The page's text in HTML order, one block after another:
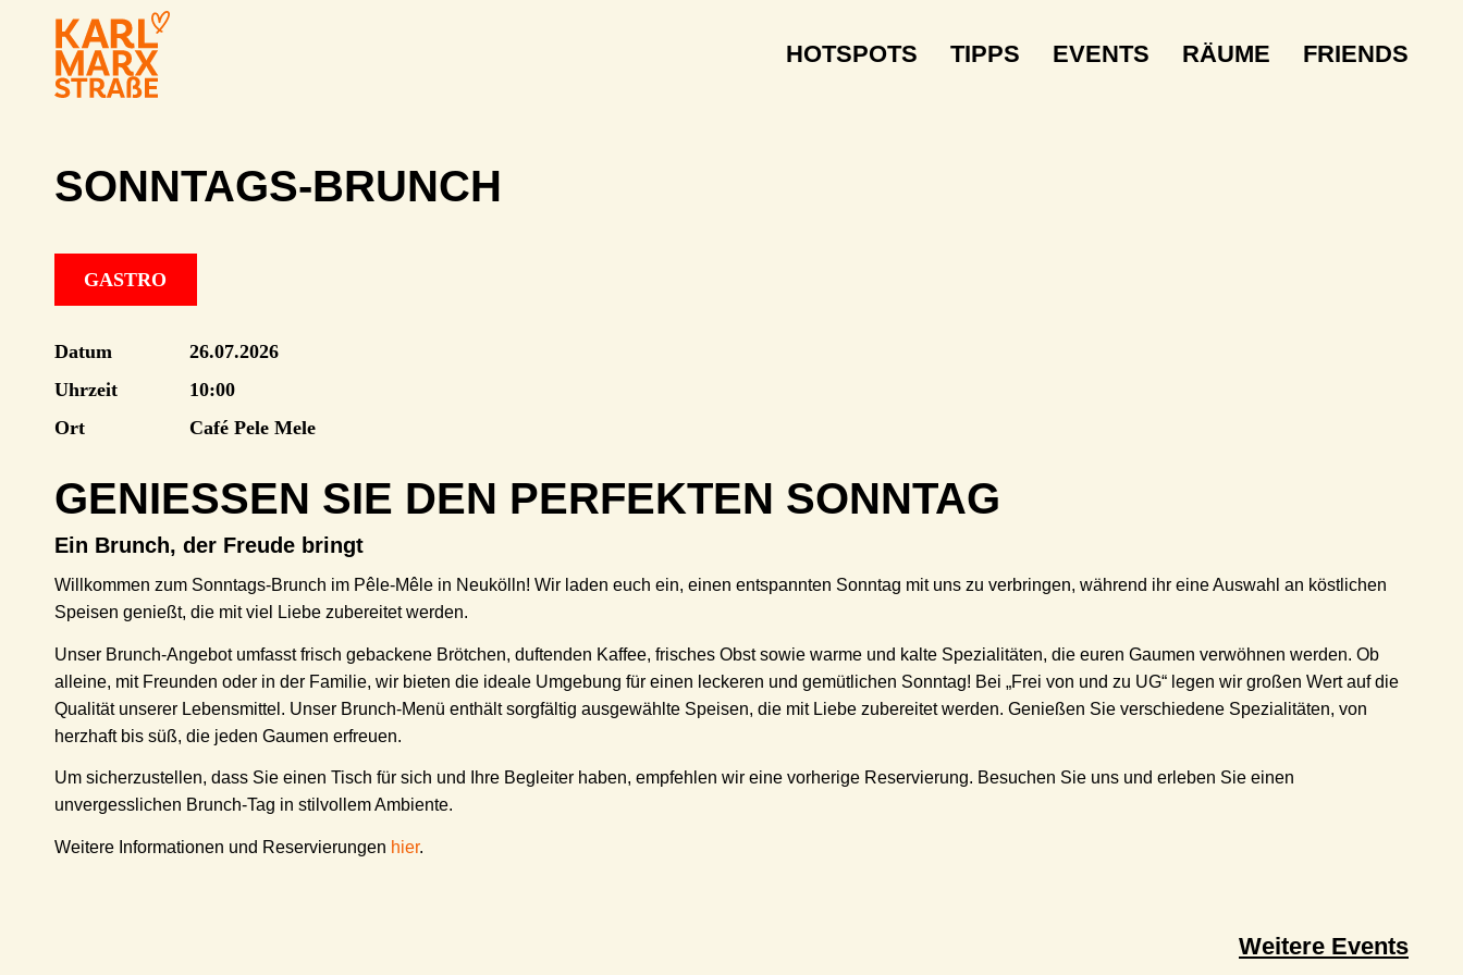
HOTSPOTS TIPPS EVENTS RÄUME FRIENDS
SONNTAGS-BRUNCH
GASTRO
Datum
26.07.2026
Uhrzeit
10:00
Ort
Café Pele Mele
GENIESSEN SIE DEN PERFEKTEN SONNTAG
Ein Brunch, der Freude bringt
Willkommen zum Sonntags-Brunch im Pêle-Mêle in Neukölln! Wir laden euch ein, einen entspannten Sonntag mit uns zu verbringen, während ihr eine Auswahl an köstlichen
Speisen genießt, die mit viel Liebe zubereitet werden.
Unser Brunch-Angebot umfasst frisch gebackene Brötchen, duftenden Kaffee, frisches Obst sowie warme und kalte Spezialitäten, die euren Gaumen verwöhnen werden. Ob
alleine, mit Freunden oder in der Familie, wir bieten die ideale Umgebung für einen leckeren und gemütlichen Sonntag! Bei „Frei von und zu UG“ legen wir großen Wert auf die
Qualität unserer Lebensmittel. Unser Brunch-Menü enthält sorgfältig ausgewählte Speisen, die mit Liebe zubereitet werden. Genießen Sie verschiedene Spezialitäten, von
herzhaft bis süß, die jeden Gaumen erfreuen.
Um sicherzustellen, dass Sie einen Tisch für sich und Ihre Begleiter haben, empfehlen wir eine vorherige Reservierung. Besuchen Sie uns und erleben Sie einen
unvergesslichen Brunch-Tag in stilvollem Ambiente.
Weitere Informationen und Reservierungen hier.
Weitere Events